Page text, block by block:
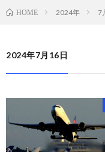
HOME 2024年 7
2024年7月16日